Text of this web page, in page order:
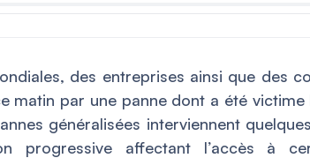
des entreprises ainsi que des
matin par une panne dont a été
généralisées interviennent
progressive affectant l’accès à